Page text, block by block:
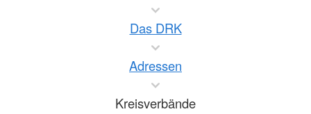
Das DRK
Adressen
Kreisverbände